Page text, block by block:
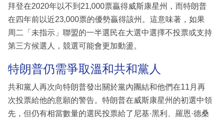
拜登在2020年以不到21,000票贏得威斯康星州，而特朗普
在四年前以近23,000票的優勢贏得該州。這意味著，如果
周二「未指示」聯盟的一半選民在大選中選擇不投票或支持
第三方候選人，競選可能會更加動盪。
特朗普仍需爭取溫和共和黨人
共和黨人再次向特朗普發出關於黨內團結和他們在11月再
次投票給他的意願的警告。特朗普在威斯康星州的初選中領
先，但仍有相當數量的選民投票給了尼基·黑利、羅恩·德桑